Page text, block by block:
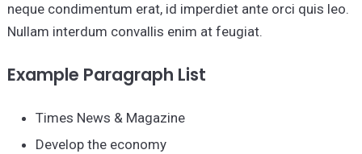
neque condimentum erat, id imperdiet ante orci quis leo.
Nullam interdum convallis enim at feugiat.
Example Paragraph List
Times News & Magazine
Develop the economy